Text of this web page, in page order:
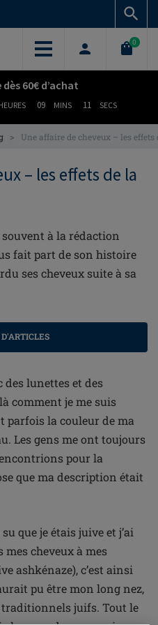
0
60€ d’achat
09 MINS 11 SECS
> Une affaire de cheveux – les
– les effets de la
à la rédaction
fait part de son histoire
ses cheveux suite à sa
des lunettes et des
comment je me suis
parfois la couleur de ma
Les gens me ont toujours
pour la
que ma description était
que je étais juive et j’ai
mes cheveux à mes
ashkénaze), c’est ainsi
pu être mon long nez,
juifs. Tout le